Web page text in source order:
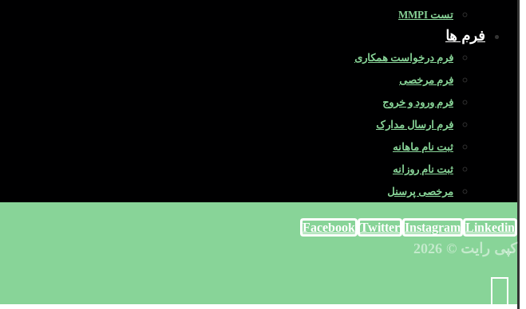
تست MMPI
فرم ها
فرم درخواست همکاری
فرم مرخصی
فرم ورود و خروج
فرم ارسال مدارک
ثبت نام ماهانه
ثبت نام روزانه
مرخصی پرسنل
Facebook Twitter Instagram Linkedin
کپی رایت © 2026